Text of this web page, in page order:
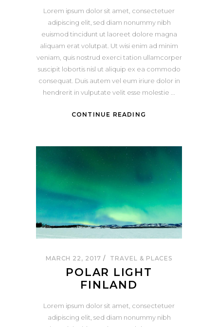
Lorem ipsum dolor sit amet, consectetuer
adipiscing elit, sed diam nonummy nibh
euismod tincidunt ut laoreet dolore magna
aliquam erat volutpat. Ut wisi enim ad minim
veniam, quis nostrud exerci tation ullamcorper
suscipit lobortis nisl ut aliquip ex ea commodo
consequat. Duis autem vel eum iriure dolor in
hendrerit in vulputate velit esse molestie
CONTINUE READING
MARCH 22, 2017 TRAVEL & PLACES
POLAR LIGHT
FINLAND
Lorem ipsum dolor sit amet, consectetuer
adipiscing elit, sed diam nonummy nibh